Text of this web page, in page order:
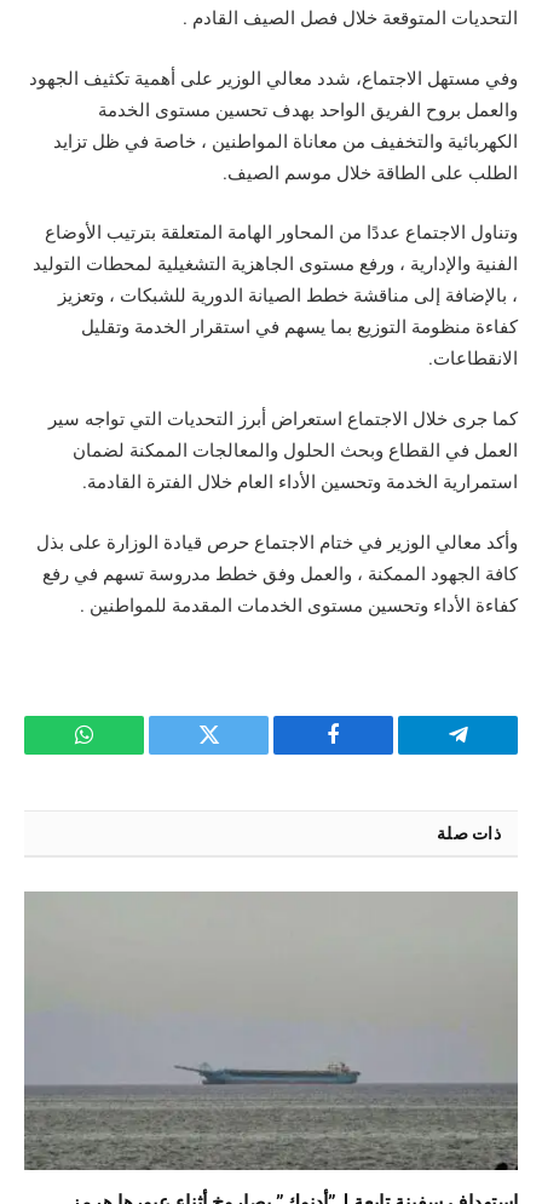
التحديات المتوقعة خلال فصل الصيف القادم .
وفي مستهل الاجتماع، شدد معالي الوزير على أهمية تكثيف الجهود
والعمل بروح الفريق الواحد بهدف تحسين مستوى الخدمة
الكهربائية والتخفيف من معاناة المواطنين ، خاصة في ظل تزايد
الطلب على الطاقة خلال موسم الصيف.
وتناول الاجتماع عددًا من المحاور الهامة المتعلقة بترتيب الأوضاع
الفنية والإدارية ، ورفع مستوى الجاهزية التشغيلية لمحطات التوليد
، بالإضافة إلى مناقشة خطط الصيانة الدورية للشبكات ، وتعزيز
كفاءة منظومة التوزيع بما يسهم في استقرار الخدمة وتقليل
الانقطاعات.
كما جرى خلال الاجتماع استعراض أبرز التحديات التي تواجه سير
العمل في القطاع وبحث الحلول والمعالجات الممكنة لضمان
استمرارية الخدمة وتحسين الأداء العام خلال الفترة القادمة.
وأكد معالي الوزير في ختام الاجتماع حرص قيادة الوزارة على بذل
كافة الجهود الممكنة ، والعمل وفق خطط مدروسة تسهم في رفع
كفاءة الأداء وتحسين مستوى الخدمات المقدمة للمواطنين .
تيلقرام فيسبوك تويتر واتساب
ذات صلة